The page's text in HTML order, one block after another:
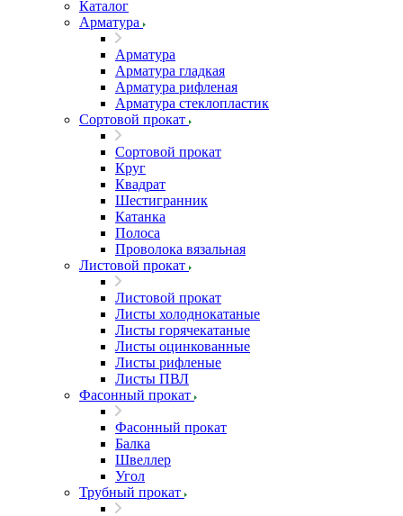
Каталог
Арматура
Арматура
Арматура гладкая
Арматура рифленая
Арматура стеклопластик
Сортовой прокат
Сортовой прокат
Круг
Квадрат
Шестигранник
Катанка
Полоса
Проволока вязальная
Листовой прокат
Листовой прокат
Листы холоднокатаные
Листы горячекатаные
Листы оцинкованные
Листы рифленые
Листы ПВЛ
Фасонный прокат
Фасонный прокат
Балка
Швеллер
Угол
Трубный прокат